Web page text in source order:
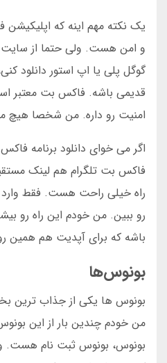
یک نکته مهم اینه که اپلیکیشن
و امن هست. ولی حتما از سایت
گوگل پلی یا اپ استور
قدیمی باشه. فاکس بت معتبر
امنیت رو داره. من شخصا هیچ
اگر می خوای دانلود برنامه
فاکس بت تلگرام هم لینک
راه خیلی راحت هست. فقط
رو ببین. من خودم این راه رو
باشه که برای آپدیت هم همین
بونوس‌ها
بونوس ها یکی از جذاب
من خودم چندین بار از این
بونوس، بونوس ثبت نام هست.